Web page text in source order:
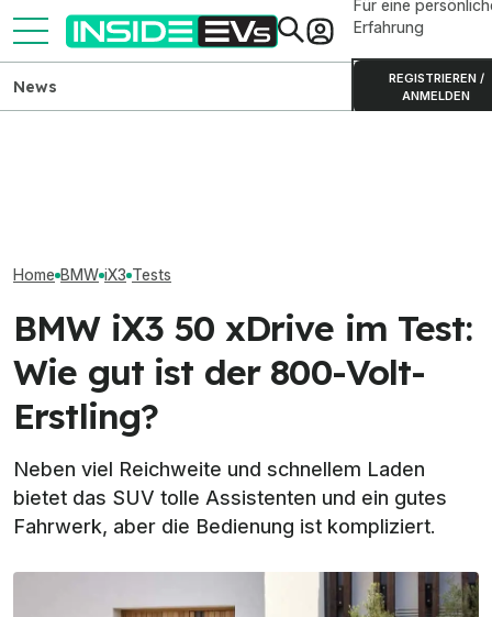
Für eine
Erfahrung
REGISTRIEREN /
ANMELDEN
News
Home BMW iX3 Tests
BMW iX3 50 xDrive im Test:
Wie gut ist der 800-Volt-
Erstling?
Neben viel Reichweite und schnellem Laden
bietet das SUV tolle Assistenten und ein gutes
Fahrwerk, aber die Bedienung ist kompliziert.